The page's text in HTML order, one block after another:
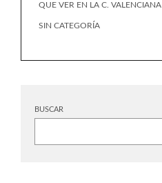
QUE VER EN LA C. VALENCIANA
SIN CATEGORÍA
BUSCAR